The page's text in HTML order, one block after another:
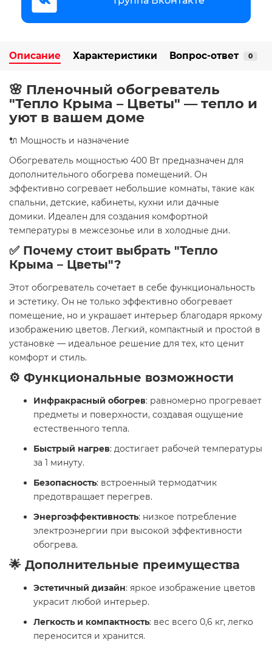
Описание Характеристики Вопрос-ответ 0
🌸 Пленочный обогреватель
"Тепло Крыма – Цветы" — тепло и
уют в вашем доме
🔌 Мощность и назначение
Обогреватель мощностью 400 Вт предназначен для
дополнительного обогрева помещений. Он
эффективно согревает небольшие комнаты, такие как
спальни, детские, кабинеты, кухни или дачные
домики. Идеален для создания комфортной
температуры в межсезонье или в холодные дни.
✅ Почему стоит выбрать "Тепло
Крыма – Цветы"?
Этот обогреватель сочетает в себе функциональность
и эстетику. Он не только эффективно обогревает
помещение, но и украшает интерьер благодаря яркому
изображению цветов. Легкий, компактный и простой в
установке — идеальное решение для тех, кто ценит
комфорт и стиль.
⚙️ Функциональные возможности
Инфракрасный обогрев: равномерно прогревает
предметы и поверхности, создавая ощущение
естественного тепла.
Быстрый нагрев: достигает рабочей температуры
за 1 минуту.
Безопасность: встроенный термодатчик
предотвращает перегрев.
Энергоэффективность: низкое потребление
электроэнергии при высокой эффективности
обогрева.
🌟 Дополнительные преимущества
Эстетичный дизайн: яркое изображение цветов
украсит любой интерьер.
Легкость и компактность: вес всего 0,6 кг, легко
переносится и хранится.